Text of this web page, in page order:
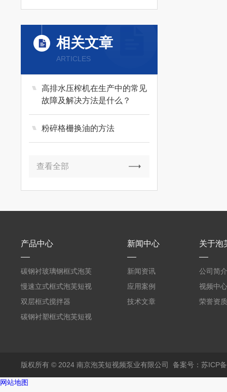
相关文章
ARTICLES
高排水压榨机在生产中的常见
故障及解决方法是什么？
粉碎格栅换油的方法
查看全部
产品中心
碳钢衬玻璃钢框式泡芙
短视频黄
慢速立式框式泡芙短视
频黄
双层框式搅拌器
碳钢衬塑框式泡芙短视
新闻中心
新闻资讯
应用案例
技术文章
关于泡
公司简介
视频中心
荣誉资质
版权所有 © 2024 南京泡芙短视频泵业有限公司 备案号：苏
网站地图